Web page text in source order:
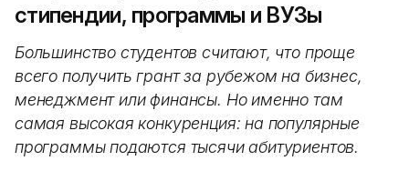
стипендии, программы и ВУЗы
Большинство студентов считают, что проще
всего получить грант за рубежом на бизнес,
менеджмент или финансы. Но именно там
самая высокая конкуренция: на популярные
программы подаются тысячи абитуриентов.